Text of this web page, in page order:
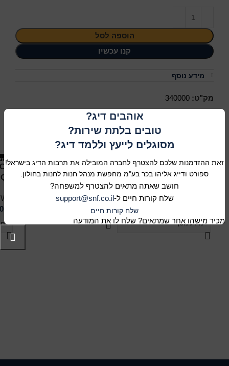
אוהבים דיג?
טובים בלתת שירות?
מסוגלים לייעץ וללמד דיג?
זאת ההזדמנות שלכם להצטרף לחברה המובילה את תרבות הדיג בישראל!
ספורט ודייג אליהו בכר בע"מ מחפשת מנהל חנות לחנות בחולון.
חושב שאתה מתאים להצטרף למשפחה?
שלח קורות חיים ל-support@snf.co.il
שלח קורות חיים​
מכיר מישהו אחר שמתאים? שלח לו את המודעה
הוספה לסל
קנו עכשיו
מידע נוסף
מק"ט: 340000
שיתוף ברשתות החברתיות:
מוצרים קשורים
DAIWA 19 BASIA SURF
45 SCW QD P
מידע נוסף
DAIWA DF 100B
DAIWA
430.00₪
הוספה לסל
QD – רולר